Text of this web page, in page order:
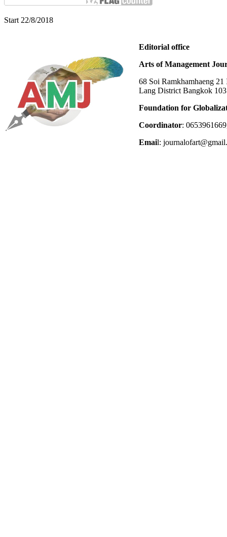
Start 22/8/2018
Editorial office
Arts of Management
68 Soi Ramkhamhaeng
Lang District Bangkok
Foundation for
Coordinator:
Email: